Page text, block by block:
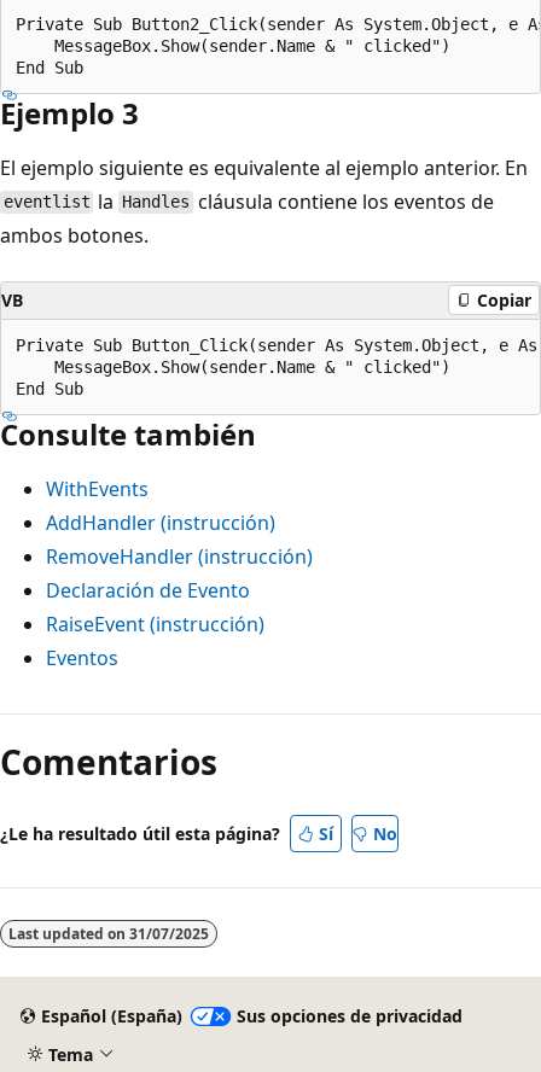
Private Sub Button2_Click(sender As System.Object, e
    MessageBox.Show(sender.Name & " clicked")
Ejemplo 3
El ejemplo siguiente es equivalente al ejemplo anterior. En
eventlist la Handles cláusula contiene los eventos de
ambos botones.
VB Copiar
Private Sub Button_Click(sender As System.Object, e
    MessageBox.Show(sender.Name & " clicked")
Consulte también
WithEvents
AddHandler (instrucción)
RemoveHandler (instrucción)
Declaración de Evento
RaiseEvent (instrucción)
Eventos
Modo
de
lectura
Comentarios
¿Le ha resultado útil esta página? Sí No
Last updated on 31/07/2025
Español (España)
Sus opciones de privacidad
Tema